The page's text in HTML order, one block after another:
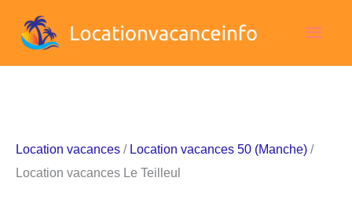
Location vacances / Location vacances 50 (Manche) /
Location vacances Le Teilleul